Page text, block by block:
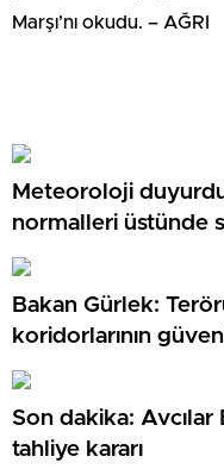
Marşı’nı okudu. – AĞRI
Meteoroloji
normalleri üstünde
Bakan Gürlek:
koridorlarının
Son dakika: Avcılar
tahliye kararı